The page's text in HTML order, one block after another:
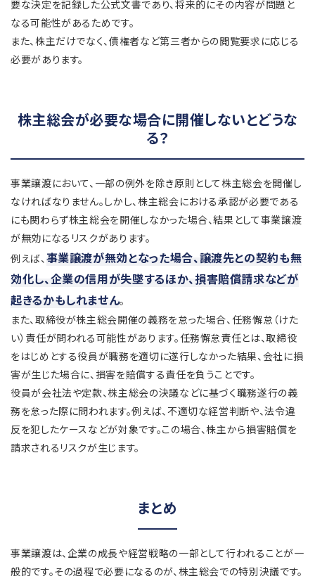
要な決定を記録した公式文書であり、将来的にその内容が問題と
なる可能性があるためです。
また、株主だけでなく、債権者など第三者からの閲覧要求に応じる
必要があります。
株主総会が必要な場合に開催しないとどうな
る？
事業譲渡において、一部の例外を除き原則として株主総会を開催し
なければなりません。しかし、株主総会における承認が必要である
にも関わらず株主総会を開催しなかった場合、結果として事業譲渡
が無効になるリスクがあります。
例えば、事業譲渡が無効となった場合、譲渡先との契約も無
効化し、企業の信用が失墜するほか、損害賠償請求などが
起きるかもしれません。
また、取締役が株主総会開催の義務を怠った場合、任務懈怠（けた
い）責任が問われる可能性があります。任務懈怠責任とは、取締役
をはじめとする役員が職務を適切に遂行しなかった結果、会社に損
害が生じた場合に、損害を賠償する責任を負うことです。
役員が会社法や定款、株主総会の決議などに基づく職務遂行の義
務を怠った際に問われます。例えば、不適切な経営判断や、法令違
反を犯したケースなどが対象です。この場合、株主から損害賠償を
請求されるリスクが生じます。
まとめ
事業譲渡は、企業の成長や経営戦略の一部として行われることが一
般的です。その過程で必要になるのが、株主総会での特別決議です。